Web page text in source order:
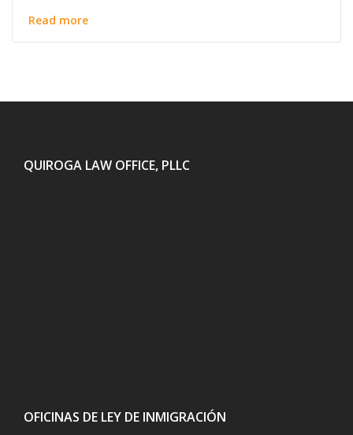
Read more
QUIROGA LAW OFFICE, PLLC
OFICINAS DE LEY DE INMIGRACIÓN